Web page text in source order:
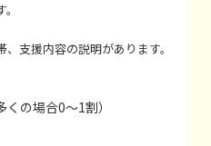
支援内容の説明があります。
の場合0〜1割）